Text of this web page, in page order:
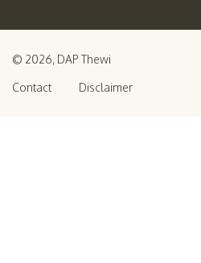
© 2026, DAP Thewi
Contact Disclaimer